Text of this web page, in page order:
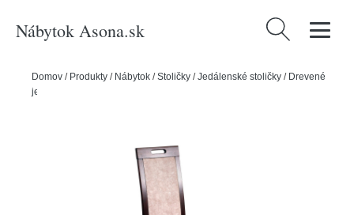
Nábytok Asona.sk Hľadať:
Domov / Produkty / Nábytok /Stoličky /Jedálenské stoličky / Drevené
jedálenské stoličky